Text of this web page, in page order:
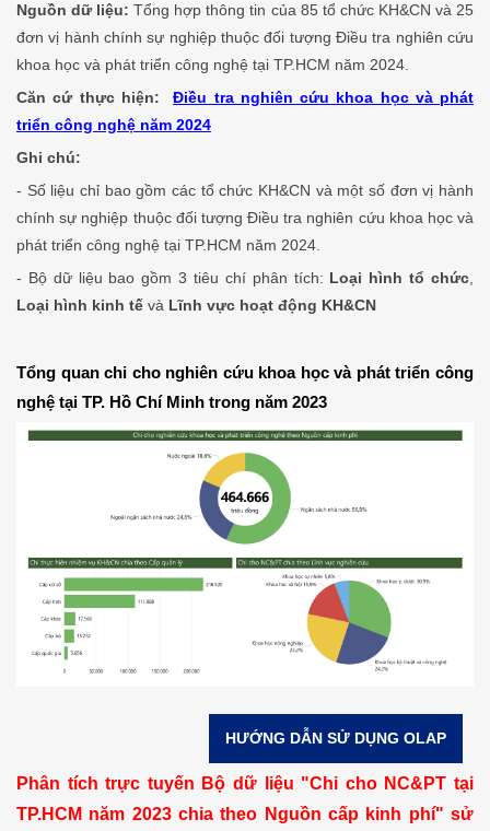
Nguồn dữ liệu: Tổng hợp thông tin của 85 tổ chức KH&CN và 25
đơn vị hành chính sự nghiệp thuộc đối tượng Điều tra nghiên cứu
khoa học và phát triển công nghệ tại TP.HCM năm 2024.
Căn cứ thực hiện:Điều tra nghiên cứu khoa học và phát
triển công nghệ năm 2024
Ghi chú:
- Số liệu chỉ bao gồm các tổ chức KH&CN và một số đơn vị hành
chính sự nghiệp thuộc đối tượng Điều tra nghiên cứu khoa học và
phát triển công nghệ tại TP.HCM năm 2024.
- Bộ dữ liệu bao gồm 3 tiêu chí phân tích: Loại hình tổ chức
Loại hình kinh tế và Lĩnh vực hoạt động KH&CN
Tổng quan chi cho nghiên cứu khoa học và phát triển công
nghệ tại TP. Hồ Chí Minh trong năm 2023
HƯỚNG DẪN SỬ DỤNG OLAP
Phân tích trực tuyến Bộ dữ liệu "Chi cho NC&PT tại
TP.HCM năm 2023 chia theo Nguồn cấp kinh phí" sử